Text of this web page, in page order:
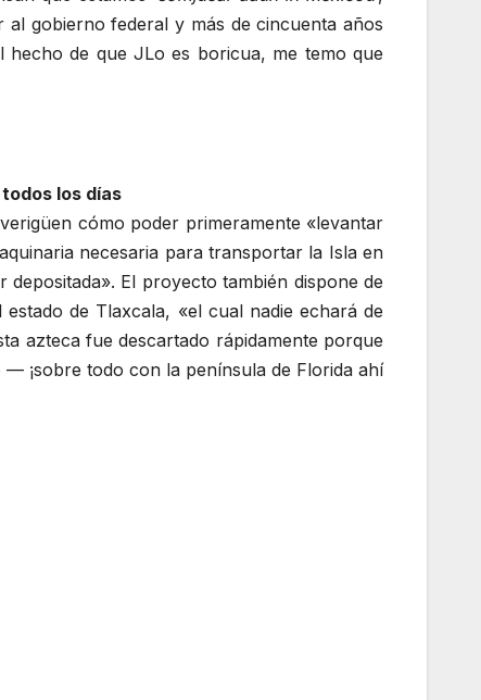
gobierno federal y más de cincuenta años
hecho de que JLo es boricua, me temo que
los días
cómo poder primeramente «levantar
necesaria para transportar la Isla en
El proyecto también dispone de
de Tlaxcala, «el cual nadie echará de
azteca fue descartado rápidamente porque
¡sobre todo con la península de Florida ahí